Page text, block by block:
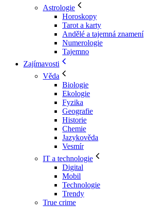
Astrologie
Horoskopy
Tarot a karty
Andělé a tajemná znamení
Numerologie
Tajemno
Zajímavosti
Věda
Biologie
Ekologie
Fyzika
Geografie
Historie
Chemie
Jazykověda
Vesmír
IT a technologie
Digital
Mobil
Technologie
Trendy
True crime